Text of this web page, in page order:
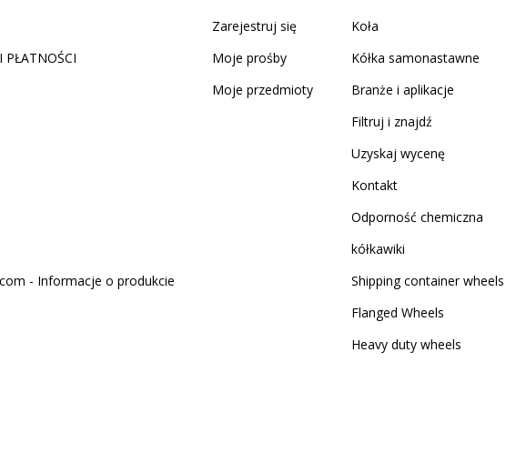
PŁATNOŚCI
- Informacje o produkcie
Zarejestruj się
Moje prośby
Moje przedmioty
Koła
Kółka samonastawne
Branże i aplikacje
Filtruj i znajdź
Uzyskaj wycenę
Kontakt
Odporność chemiczna
kółkawiki
Shipping container wheels
Flanged Wheels
Heavy duty wheels